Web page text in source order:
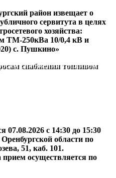
район извещает о
сервитута в целях
хозяйства:
ТМ-250кВа 10/0,4 кВ и
с. Пушкино»
снабжения топливом
07.08.2026 с 14:30 до 15:30
области по
51, каб. 101.
прием осуществляется по